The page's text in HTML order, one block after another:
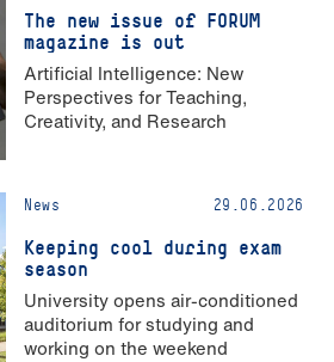
The new issue of FORUM
magazine is out
Artificial Intelligence: New
Perspectives for Teaching,
Creativity, and Research
News 29.06.2026
Keeping cool during exam
season
University opens air-conditioned
auditorium for studying and
working on the weekend